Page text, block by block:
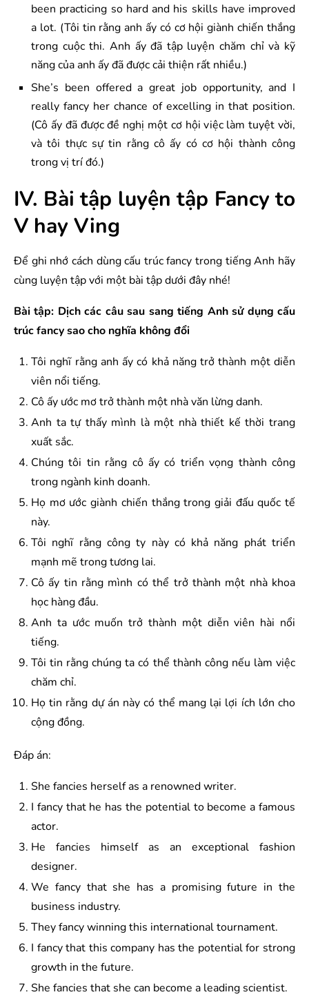
been practicing so hard and his skills have improved
a lot. (Tôi tin rằng anh ấy có cơ hội giành chiến thắng
trong cuộc thi. Anh ấy đã tập luyện chăm chỉ và kỹ
năng của anh ấy đã được cải thiện rất nhiều.)
She’s been offered a great job opportunity, and I
really fancy her chance of excelling in that position.
(Cô ấy đã được đề nghị một cơ hội việc làm tuyệt vời,
và tôi thực sự tin rằng cô ấy có cơ hội thành công
trong vị trí đó.)
IV. Bài tập luyện tập Fancy to
V hay Ving
Để ghi nhớ cách dùng cấu trúc fancy trong tiếng Anh hãy
cùng luyện tập với một bài tập dưới đây nhé!
Bài tập: Dịch các câu sau sang tiếng Anh sử dụng cấu
trúc fancy sao cho nghĩa không đổi
Tôi nghĩ rằng anh ấy có khả năng trở thành một diễn
viên nổi tiếng.
Cô ấy ước mơ trở thành một nhà văn lừng danh.
Anh ta tự thấy mình là một nhà thiết kế thời trang
xuất sắc.
Chúng tôi tin rằng cô ấy có triển vọng thành công
trong ngành kinh doanh.
Họ mơ ước giành chiến thắng trong giải đấu quốc tế
này.
Tôi nghĩ rằng công ty này có khả năng phát triển
mạnh mẽ trong tương lai.
Cô ấy tin rằng mình có thể trở thành một nhà khoa
học hàng đầu.
Anh ta ước muốn trở thành một diễn viên hài nổi
tiếng.
Tôi tin rằng chúng ta có thể thành công nếu làm việc
chăm chỉ.
Họ tin rằng dự án này có thể mang lại lợi ích lớn cho
cộng đồng.
Đáp án:
She fancies herself as a renowned writer.
I fancy that he has the potential to become a famous
actor.
He fancies himself as an exceptional fashion
designer.
We fancy that she has a promising future in the
business industry.
They fancy winning this international tournament.
I fancy that this company has the potential for strong
growth in the future.
She fancies that she can become a leading scientist.